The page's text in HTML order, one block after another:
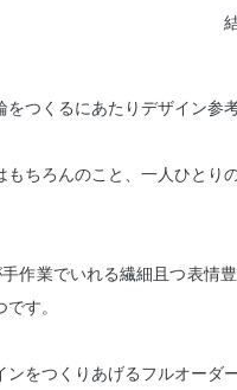
つくるにあたりデザイン参
ちろんのこと、一人ひとり
作業でいれる繊細且つ表情
す。
をつくりあげるフルオーダ